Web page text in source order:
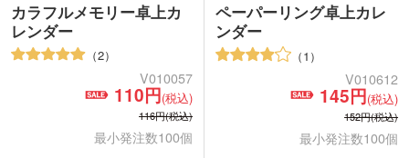
カラフルメモリー卓上カ
レンダー
2
V010057
110円(税込)
116円(税込)
最小発注数100個
ペーパーリング卓上カレ
ンダー
1
V010612
145円(税込)
152円(税込)
最小発注数100個